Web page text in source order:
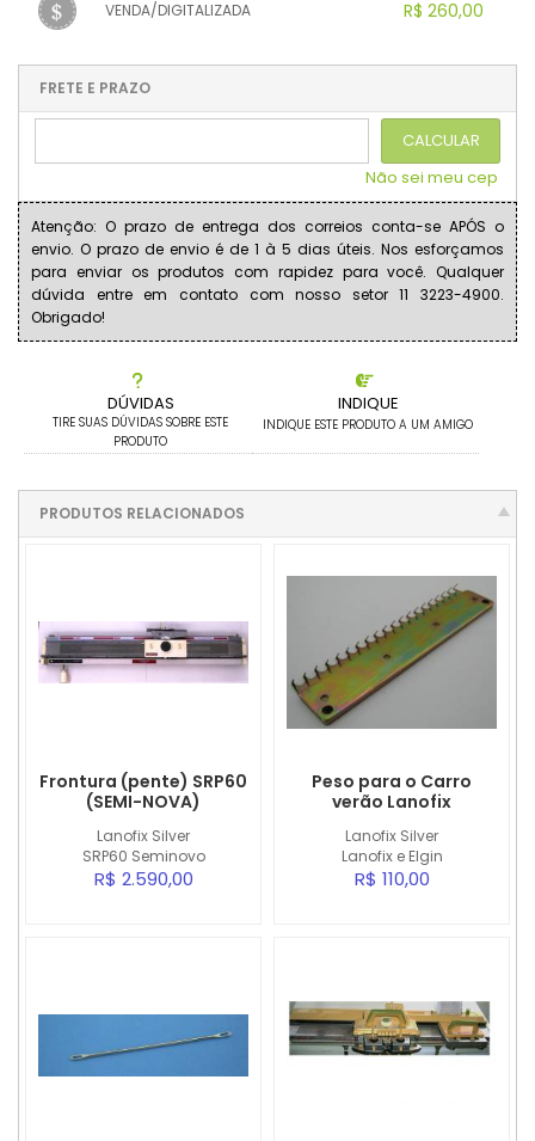
DÚVIDAS
TIRE SUAS DÚVIDAS SOBRE ESTE
PRODUTO
INDIQUE
INDIQUE ESTE PRODUTO A UM AMIGO
.
VENDA/DIGITALIZADA R$ 260,00
...
....
FRETE E PRAZO
CALCULAR
Não sei meu cep
Atenção: O prazo de entrega dos correios conta-se APÓS o
envio. O prazo de envio é de 1 à 5 dias úteis. Nos esforçamos
para enviar os produtos com rapidez para você. Qualquer
dúvida entre em contato com nosso setor 11 3223-4900.
Obrigado!
PRODUTOS RELACIONADOS
Lanofix Silver
SRP60 Seminovo
Frontura (pente) SRP60
(SEMI-NOVA)
R$ 2.590,00
Lanofix Silver
Lanofix e Elgin
Peso para o Carro
verão Lanofix
R$ 110,00